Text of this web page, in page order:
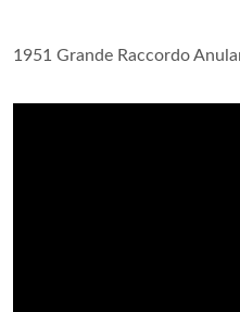
1951 Grande Raccordo